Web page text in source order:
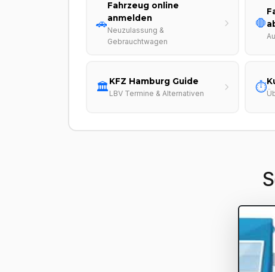
🚗
Fahrzeug online
anmelden
Neuzulassung &
Gebrauchtwagen
🛑
🏛️KFZ Hamburg Guide
LBV Termine & Alternativen ⏱️